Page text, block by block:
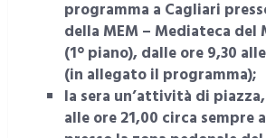
programma a Cagliari
della MEM – Mediateca
(1° piano), dalle ore 9,30
(in allegato il programma);
la sera un’attività di
alle ore 21,00 circa sempre